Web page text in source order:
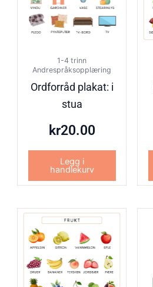
1-4 trinn
Andrespråksopplæring
Ordforråd plakat: i
stua
kr20.00
Legg i
handlekurv